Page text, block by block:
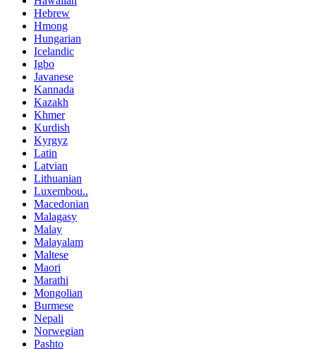
Hebrew
Hmong
Hungarian
Icelandic
Igbo
Javanese
Kannada
Kazakh
Khmer
Kurdish
Kyrgyz
Latin
Latvian
Lithuanian
Luxembou..
Macedonian
Malagasy
Malay
Malayalam
Maltese
Maori
Marathi
Mongolian
Burmese
Nepali
Norwegian
Pashto